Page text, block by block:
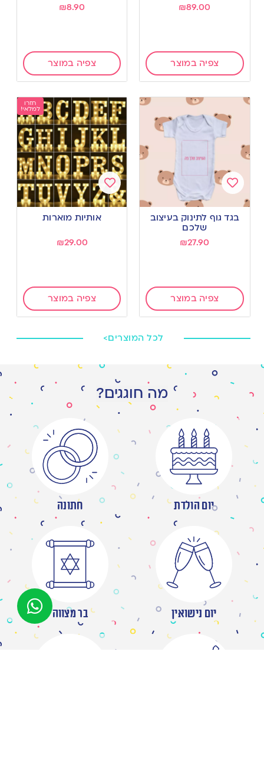
₪89.00
צפיה במוצר
₪8.90
צפיה במוצר
to
wishlist
בגד גוף לתינוק בעיצוב
שלכם
₪27.90
צפיה במוצר
חזרו
למלאי!
Add
wishlist
אותיות מוארות
₪29.00
צפיה במוצר
לכל המוצרים>
מה חוגגים?
יום הולדת חתונה
יום נישואין בר מצווה